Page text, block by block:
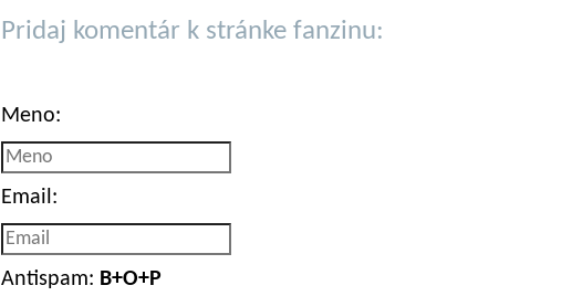
Pridaj komentár k stránke fanzinu:
Meno:
Email:
Antispam: B+O+P